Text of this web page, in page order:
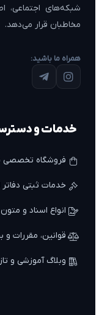
شبکه‌های اجتماعی،
مخاطبان قرار می‌دهد.
همراه ما باشید:
خدمات و
فروشگاه تخصصی
خدمات ثبتی
انواع اسناد و
قوانین، مقررات و
وبلاگ آموزشی و